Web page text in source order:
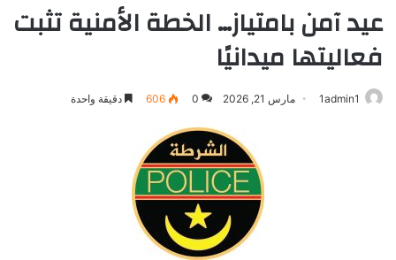
عيد آمن بامتياز… الخطة الأمنية تثبت
فعاليتها ميدانيًا
1admin1 مارس 21, 2026 0
606 دقيقة واحدة